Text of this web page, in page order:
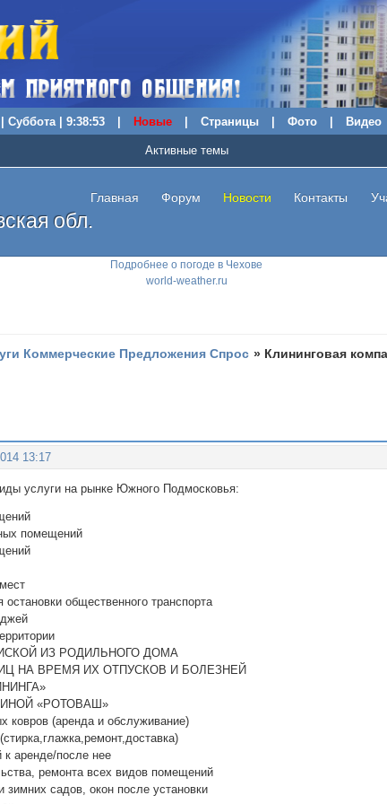
Суббота | 9:38:54 Новые Страницы Фото Видео
Подробнее о погоде в Чехове
world-weather.ru
обл.
Главная Форум Новости Контакты
Активные темы
Коммерческие Предложения Спрос » Клининговая
13:17
услуги на рынке Южного Подмосковья:
помещений
общественного транспорта
ИЗ РОДИЛЬНОГО ДОМА
НА ВРЕМЯ ИХ ОТПУСКОВ И БОЛЕЗНЕЙ
«РОТОВАШ»
ковров (аренда и обслуживание)
к аренде/после нее
ремонта всех видов помещений
зимних садов, окон после установки